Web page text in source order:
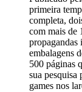
primeira
completa,
com mais de
propagandas
embalagens
500 páginas
sua pesquisa
games nos